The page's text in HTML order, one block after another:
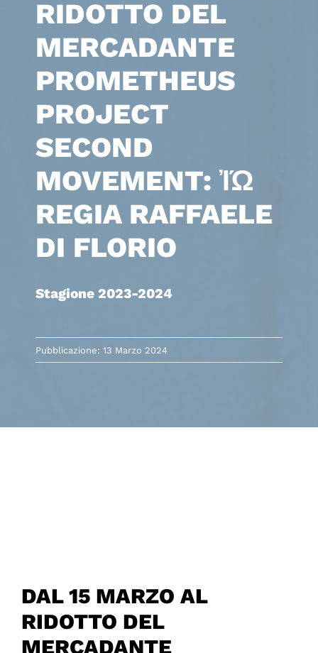
RIDOTTO DEL
MERCADANTE
PROMETHEUS
PROJECT
SECOND
MOVEMENT: ἸΏ
REGIA RAFFAELE
DI FLORIO
Stagione 2023-2024
Pubblicazione: 13 Marzo 2024
DAL 15 MARZO AL
RIDOTTO DEL
MERCADANTE